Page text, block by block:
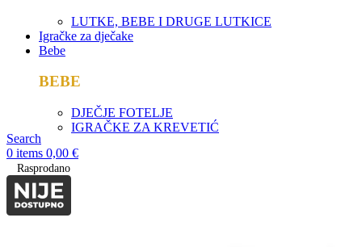
LUTKE, BEBE I DRUGE LUTKICE
Igračke za dječake
Bebe
BEBE
DJEČJE FOTELJE
IGRAČKE ZA KREVETIĆ
Search
0 items 0,00 €
Rasprodano